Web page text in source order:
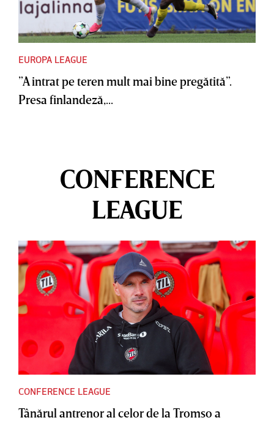
EUROPA LEAGUE
”A intrat pe teren mult mai bine pregătită”.
Presa finlandeză,...
CONFERENCE
LEAGUE
CONFERENCE LEAGUE
Tânărul antrenor al celor de la Tromso a